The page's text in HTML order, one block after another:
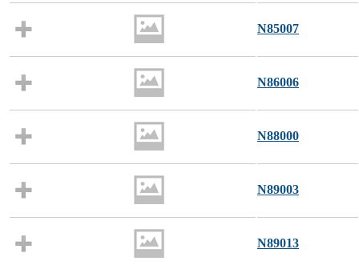
N85007
N86006
N88000
N89003
N89013